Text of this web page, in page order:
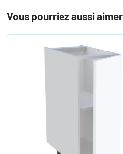
Vous pourriez aussi aimer